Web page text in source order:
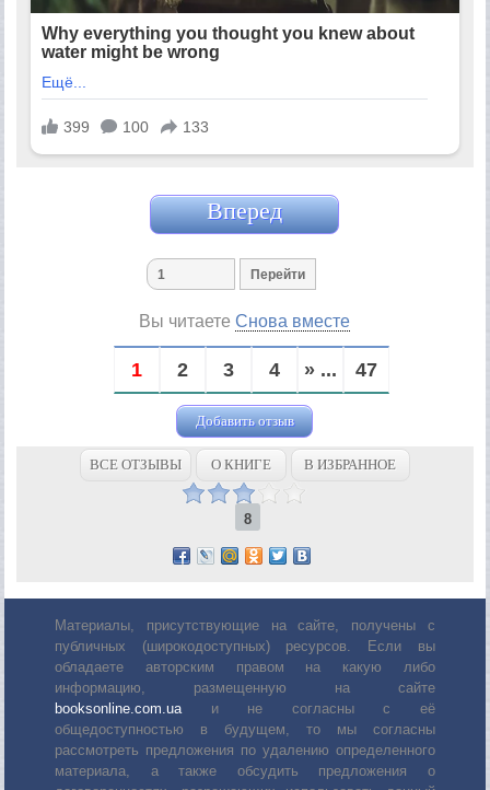
Вперед
Вы читаетеСнова вместе
1 2 3 4 » ... 47
Добавить отзыв
ВСЕ ОТЗЫВЫ О КНИГЕ В ИЗБРАННОЕ
8
Материалы, присутствующие на сайте, получены с
публичных (широкодоступных) ресурсов. Если вы
обладаете авторским правом на какую либо
информацию, размещенную на сайте
booksonline.com.uaи не согласны с её
общедоступностью в будущем, то мы согласны
рассмотреть предложения по удалению определенного
материала, а также обсудить предложения о